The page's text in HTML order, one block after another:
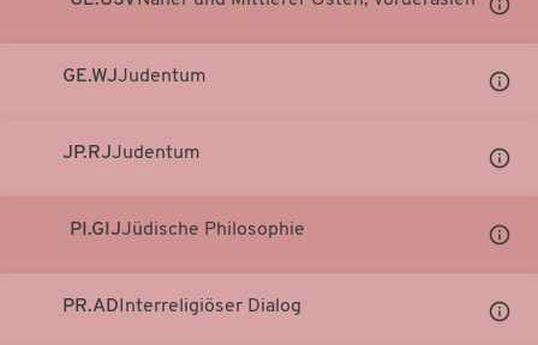
GE.WJJudentum
JP.RJJudentum
PI.GIJJüdische Philosophie
PR.AD Interreligiöser Dialog